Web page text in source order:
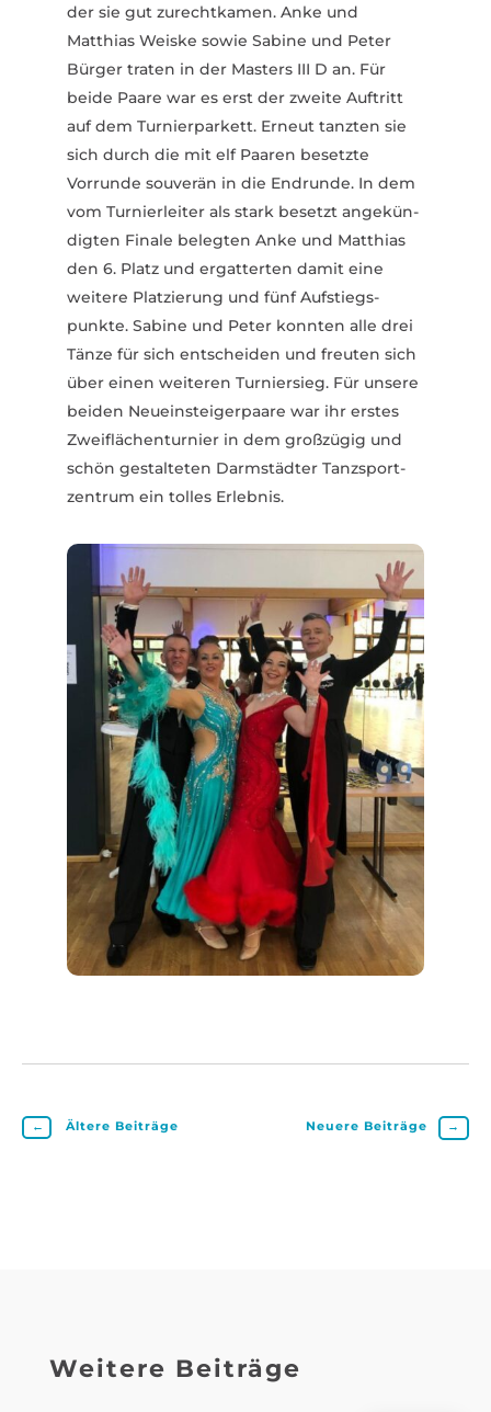
der sie gut zurecht­kamen. Anke und
Matthias Weiske sowie Sabine und Peter
Bürger traten in der Masters III D an. Für
beide Paare war es erst der zweite Auftritt
auf dem Turnier­parkett. Erneut tanzten sie
sich durch die mit elf Paaren besetzte
Vorrunde souverän in die Endrunde. In dem
vom Turnier­leiter als stark besetzt ange­kün­
digten Finale belegten Anke und Matthias
den 6. Platz und ergat­terten damit eine
weitere Plat­zierung und fünf Aufstiegs­
punkte. Sabine und Peter konnten alle drei
Tänze für sich entscheiden und freuten sich
über einen weiteren Turniersieg. Für unsere
beiden Neuein­stei­ger­paare war ihr erstes
Zwei­flä­chen­turnier in dem groß­zügig und
schön gestal­teten Darm­städter Tanz­sport­
zentrum ein tolles Erlebnis.
← Ältere Beiträge Neuere Beiträge →
Weitere Beiträge